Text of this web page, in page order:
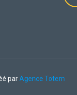
parAgence Totem